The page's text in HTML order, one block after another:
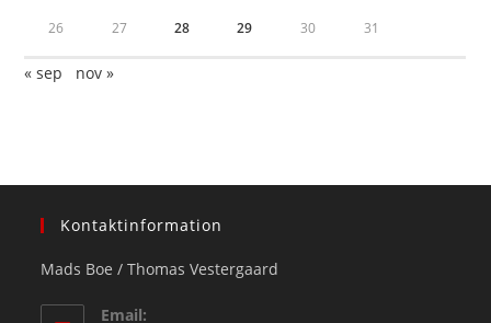
26 27 28 29 30 31
« sep nov »
Kontaktinformation
Mads Boe / Thomas Vestergaard
Email: